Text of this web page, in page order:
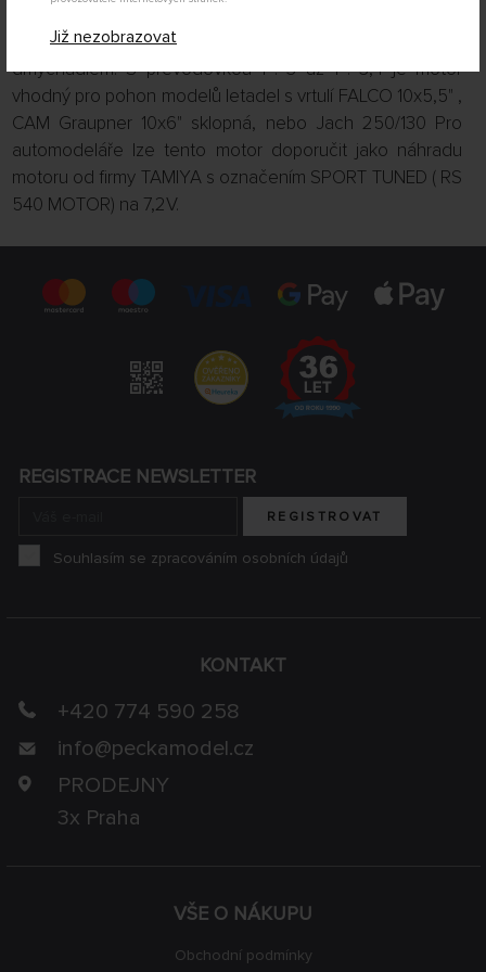
Již nezobrazovat
soutěžních lodí a leteckých modelů poháněných
dmychadlem. S převodovkou 1 : 3 až 1 : 3,4 je motor
vhodný pro pohon modelů letadel s vrtulí FALCO 10x5,5" ,
CAM Graupner 10x6" sklopná, nebo Jach 250/130 Pro
automodeláře lze tento motor doporučit jako náhradu
motoru od firmy TAMIYA s označením SPORT TUNED ( RS
540 MOTOR) na 7,2V.
VŠE O NÁKUPU
Obchodní podmínky
KONTAKT
+420 774 590 258
info@peckamodel.cz
PRODEJNY
3x Praha
REGISTRACE NEWSLETTER
REGISTROVAT
Souhlasím se zpracováním osobních údajů